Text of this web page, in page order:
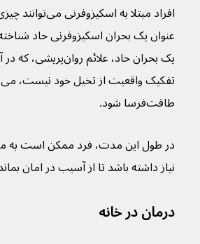
افراد مبتلا به
یک بحران حاد، علائم
طاقت‌فرسا شود.
در طول این مدت، فرد ممکن است به
نیاز داشته باشد تا از آسیب در امان
درمان در خانه